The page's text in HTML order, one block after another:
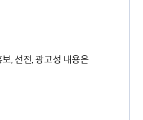
, 선전, 광고성 내용은